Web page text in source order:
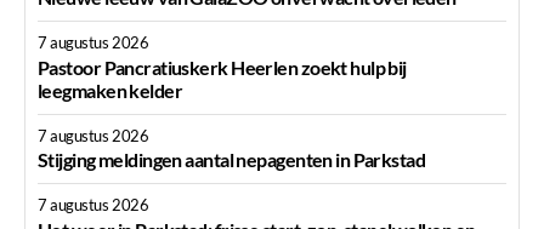
7 augustus 2026
Pastoor Pancratiuskerk Heerlen zoekt hulp bij
leegmaken kelder
7 augustus 2026
Stijging meldingen aantal nepagenten in Parkstad
7 augustus 2026